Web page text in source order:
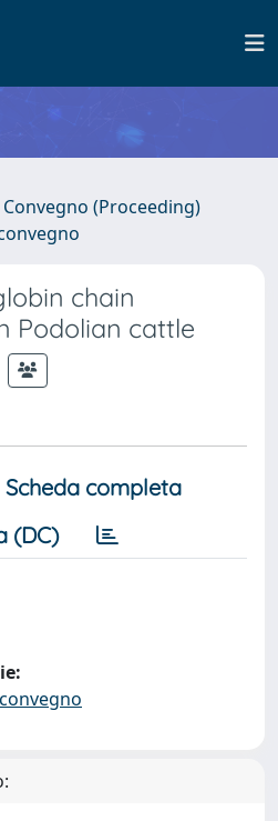
(Proceeding)
chain
Podolian cattle
Scheda completa
(DC)